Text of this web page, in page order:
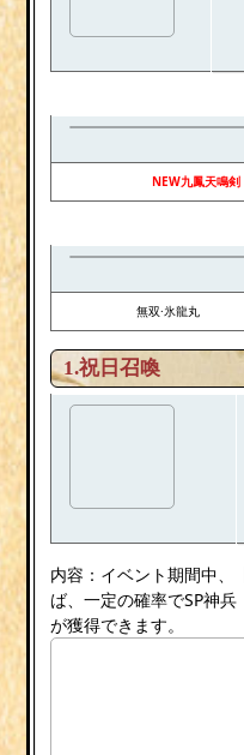
NEW九鳳天鳴剣
無双·氷龍丸
1.祝日召喚
内容：イベント期間中、
ば、一定の確率でSP神
が獲得できます。